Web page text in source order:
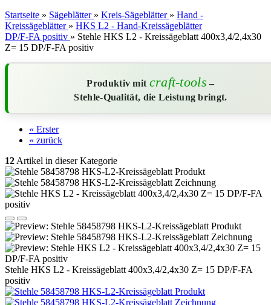
Startseite » Sägeblätter » Kreis-Sägeblätter » Hand -
Kreissägeblätter » HKS L2 - Hand-Kreissägeblätter
DP/F-FA positiv » Stehle HKS L2 - Kreissägeblatt 400x3,4/2,4x30
Z= 15 DP/F-FA positiv
Produktiv mit craft-tools –
Stehle-Qualität, die Leistung bringt.
« Erster
« zurück
12 Artikel in dieser Kategorie
Stehle HKS L2 - Kreissägeblatt 400x3,4/2,4x30 Z= 15 DP/F-FA
positiv